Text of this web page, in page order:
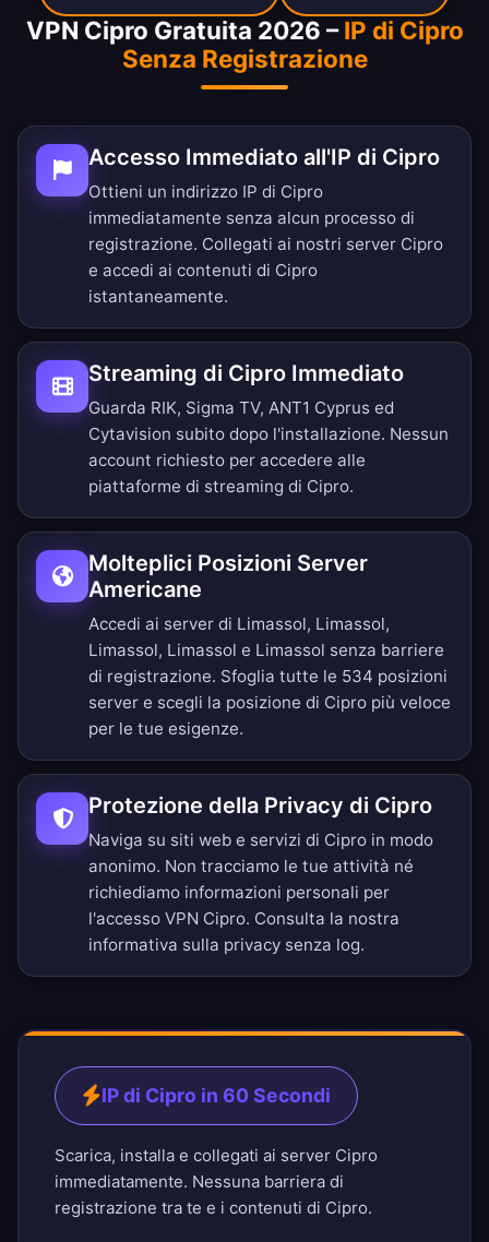
VPN Cipro Gratuita 2026 –IP di Cipro
Senza Registrazione
Accesso Immediato all'IP di Cipro
Ottieni un indirizzo IP di Cipro
immediatamente senza alcun processo di
registrazione. Collegati ai nostri server Cipro
e accedi ai contenuti di Cipro
istantaneamente.
Streaming di Cipro Immediato
Guarda RIK, Sigma TV, ANT1 Cyprus ed
Cytavision subito dopo l'installazione. Nessun
account richiesto per accedere alle
piattaforme di streaming di Cipro.
Molteplici Posizioni Server
Americane
Accedi ai server di Limassol, Limassol,
Limassol, Limassol e Limassol senza barriere
di registrazione. Sfoglia tutte le 534 posizioni
server e scegli la posizione di Cipro più veloce
per le tue esigenze.
Protezione della Privacy di Cipro
Naviga su siti web e servizi di Cipro in modo
anonimo. Non tracciamo le tue attività né
richiediamo informazioni personali per
l'accesso VPN Cipro. Consulta la nostra
informativa sulla privacy senza log.
IP di Cipro in 60 Secondi
Scarica, installa e collegati ai server Cipro
immediatamente. Nessuna barriera di
registrazione tra te e i contenuti di Cipro.